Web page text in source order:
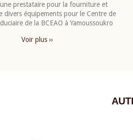
prestataire pour la fourniture et
divers équipements pour le Centre de
de la BCEAO à Yamoussoukro
Voir plus ››